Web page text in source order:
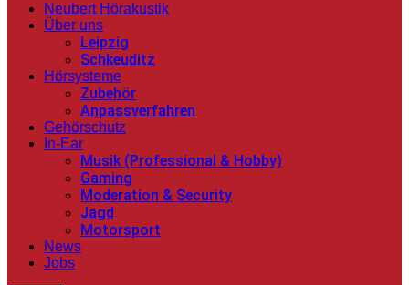
Neubert Hörakustik
Über uns
Leipzig
Schkeuditz
Hörsysteme
Zubehör
Anpassverfahren
Gehörschutz
In-Ear
Musik (Professional & Hobby)
Gaming
Moderation & Security
Jagd
Motorsport
News
Jobs